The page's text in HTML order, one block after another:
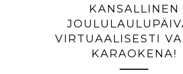
KANSALLINEN
VIRTUAALISESTI
KARAOKENA!